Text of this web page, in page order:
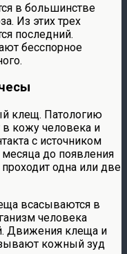
в большинстве
Из этих трех
последний.
бесспорное
клещ. Патологию
кожу человека и
с источником
до появления
одна или две
всасываются в
человека
Движения клеща и
кожный зуд